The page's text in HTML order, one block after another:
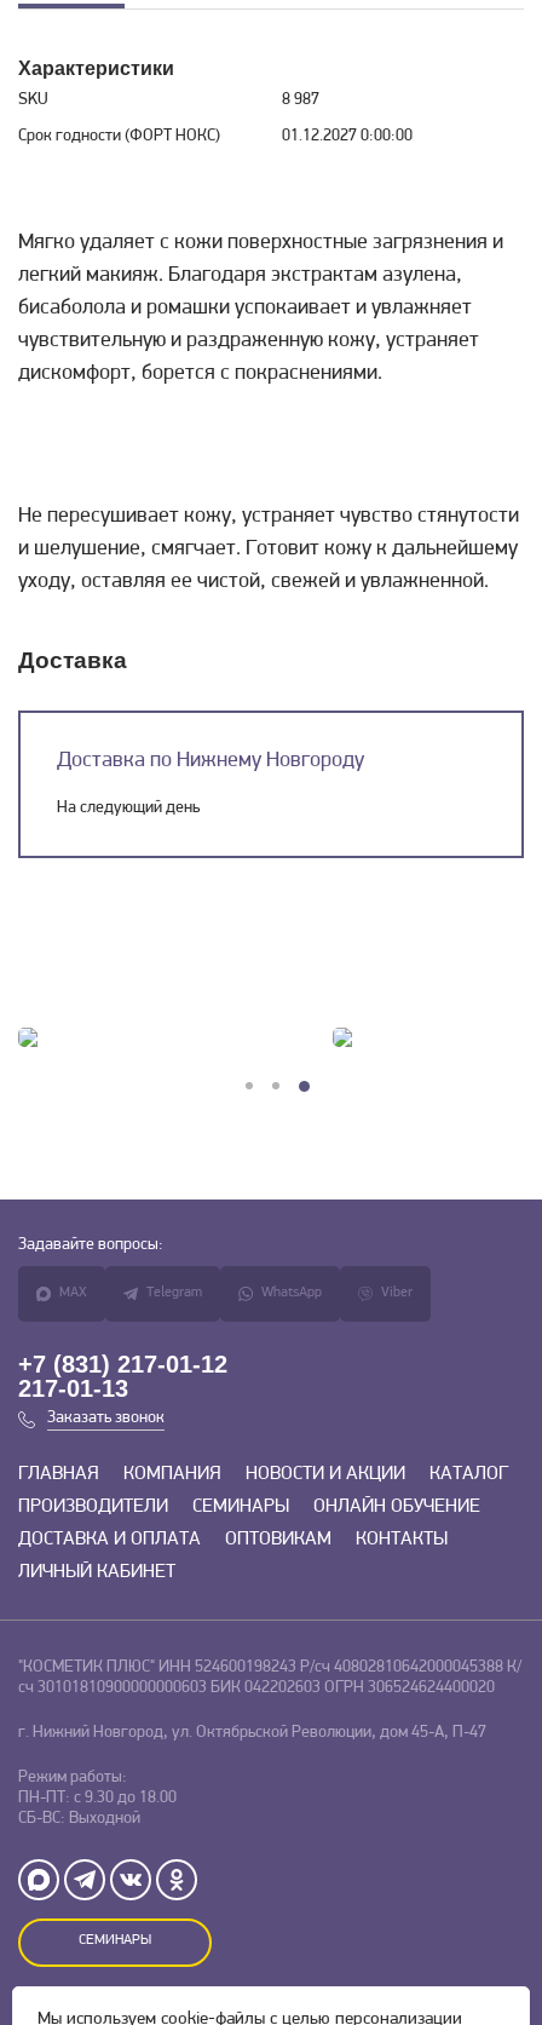
Характеристики
SKU
8 987
Срок годности (ФОРТ НОКС)
01.12.2027 0:00:00
Мягко удаляет с кожи поверхностные загрязнения и
легкий макияж. Благодаря экстрактам азулена,
бисаболола и ромашки успокаивает и увлажняет
чувствительную и раздраженную кожу, устраняет
дискомфорт, борется с покраснениями.
Не пересушивает кожу, устраняет чувство стянутости
и шелушение, смягчает. Готовит кожу к дальнейшему
уходу, оставляя ее чистой, свежей и увлажненной.
Доставка
Доставка по Нижнему Новгороду
На следующий день
Задавайте вопросы:
MAX Telegram WhatsApp Viber
+7 (831) 217-01-12
217-01-13
Заказать звонок
ГЛАВНАЯ КОМПАНИЯ НОВОСТИ И АКЦИИ
КАТАЛОГ
ПРОИЗВОДИТЕЛИ
СЕМИНАРЫ
ОНЛАЙН ОБУЧЕНИЕ
ДОСТАВКА И ОПЛАТА
ОПТОВИКАМ
КОНТАКТЫ
ЛИЧНЫЙ КАБИНЕТ
"КОСМЕТИК ПЛЮС" ИНН 524600198243 Р/сч 40802810642000045388 К/
сч 30101810900000000603 БИК 042202603 ОГРН 306524624400020
г. Нижний Новгород, ул. Октябрьской Революции, дом 45-А, П-47
Режим работы:
ПН-ПТ: с 9.30 до 18.00
СБ-ВС: Выходной
СЕМИНАРЫ
Оставляя заявку на сайте, Вы даете свое согласие на обработку
Мы используем cookie-файлы с целью персонализации